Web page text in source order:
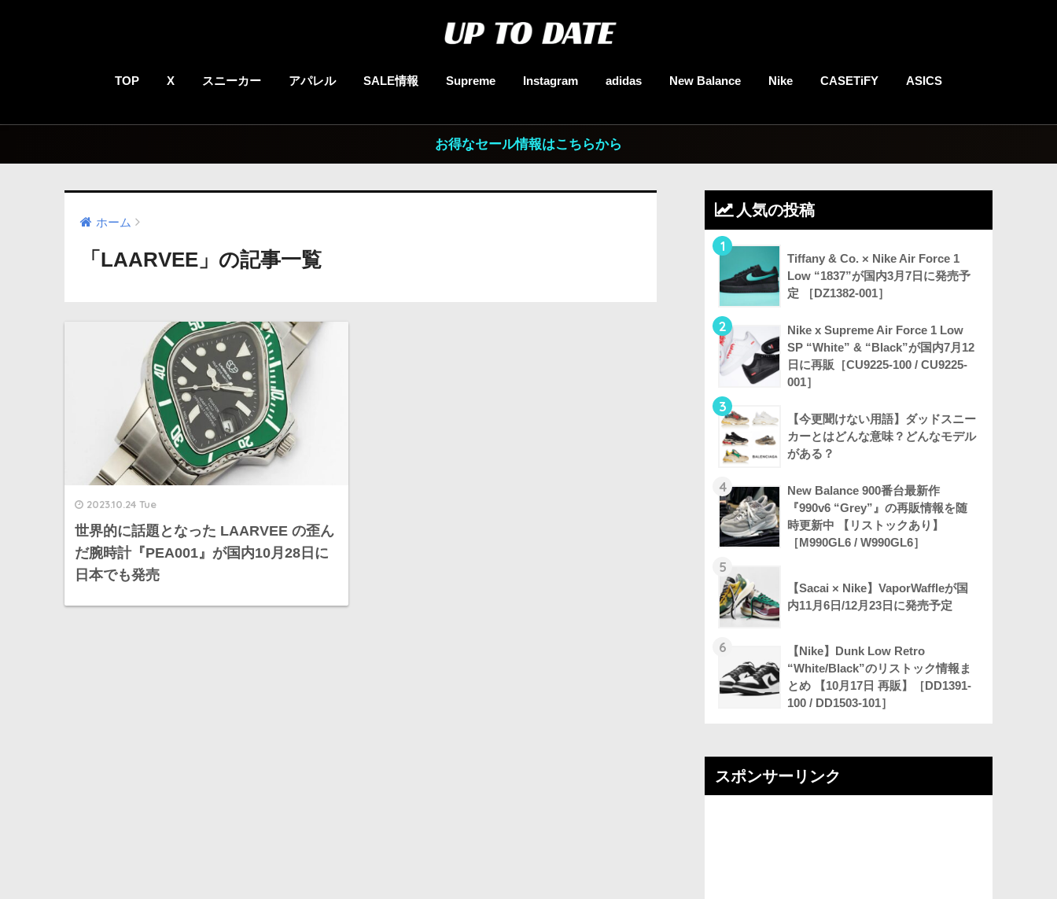
TOP X スニーカー アパレル SALE情報 Supreme Instagram adidas New Balance Nike CASETiFY ASICS
お得なセール情報はこちらから
ホーム
「LAARVEE」の記事一覧
2023.10.24 Tue
世界的に話題となった LAARVEE の歪ん
だ腕時計『PEA001』が国内10月28日に
日本でも発売
人気の投稿
1
Tiffany & Co. × Nike Air Force 1
Low “1837”が国内3月7日に発売予
定 ［DZ1382-001］
2
Nike x Supreme Air Force 1 Low
SP “White” & “Black”が国内7月12
日に再販［CU9225-100 / CU9225-
001］
3
【今更聞けない用語】ダッドスニー
カーとはどんな意味？どんなモデル
がある？
4
New Balance 900番台最新作
『990v6 “Grey”』の再販情報を随
時更新中 【リストックあり】
［M990GL6 / W990GL6］
5
【Sacai × Nike】VaporWaffleが国
内11月6日/12月23日に発売予定
6
【Nike】Dunk Low Retro
“White/Black”のリストック情報ま
とめ 【10月17日 再販】［DD1391-
100 / DD1503-101］
スポンサーリンク